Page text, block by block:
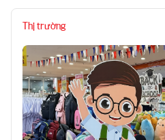
Thị trường